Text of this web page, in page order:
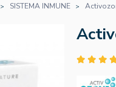
SISTEMA INMUNE